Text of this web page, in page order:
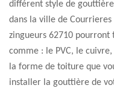
différent style de
dans la ville de Courrieres
zingueurs 62710
comme : le PVC, le
la forme de toiture que
installer la gouttière de